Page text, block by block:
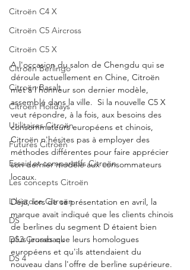
Citroën C4 X
Citroën C5 Aircross
Citroën C5 X
Citroën Berlingo
Citroën Basalt
Citroën Holidays
Utilitaires Citroën
Futures Citroën
Essais et comparatifs Citroën
Les concepts Citroën
L'histoire Citroën
DS
DS3 Crossback
DS 4
A l'occasion du salon de Chengdu qui se
déroule actuellement en Chine, Citroën
met à l'honneur son dernier modèle,
assemblé dans la ville.  Si la nouvelle C5 X
veut répondre, à la fois, aux besoins des
consommateurs européens et chinois,
Citroën n'hésites pas à employer des
méthodes différentes pour faire apprécier
son dernier modèle aux consommateurs
locaux.
Déjà, lors de sa présentation en avril, la
marque avait indiqué que les clients chinois
de berlines du segment D étaient bien
plus jeunes que leurs homologues
européens et qu'ils attendaient du
nouveau dans l'offre de berline supérieure.